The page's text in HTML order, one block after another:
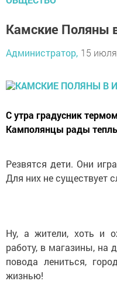
Камские Поляны
Администратор, 15
С утра градусник
Камполянцы рады
Резвятся дети. Они
Для них не существует
Ну, а жители, хоть и
работу, в магазины, на
повода лениться,
жизнью!